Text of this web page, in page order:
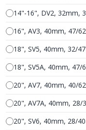
14"-16", DV2, 32mm,
16", AV3, 40mm, 47/
18", SV5, 40mm, 32/
18", SV5A, 40mm, 47/
20", AV7, 40mm, 40/
20", AV7A, 40mm, 28/
20", SV6, 40mm, 28/